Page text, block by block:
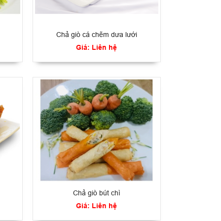
Chả giò cá chẽm dưa lưới
Giá: Liên hệ
Chả giò bút chì
Giá: Liên hệ